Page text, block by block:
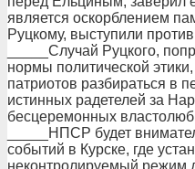
является оскорблением
Руцкому, выступили
_____Случай Руцкого,
нормы политической
патриотов разбираться в
истинных радетелей за
бесцеремонных
_____НПСР будет
событий в Курске, где
неконтролируемый режим